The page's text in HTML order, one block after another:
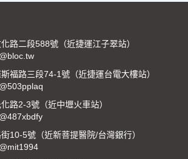
路二段588號（近捷運江子翠站）
福路三段74-1號（近捷運台電大樓站）
路2-3號（近中壢火車站）
10-5號（近新菩提醫院/台灣銀行）